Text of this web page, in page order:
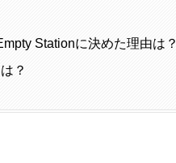
Stationに決めた理由は？
？